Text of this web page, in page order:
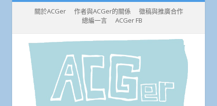
關於ACGer 作者與ACGer的關係
徵稿與推廣合作
總編一言
ACGer FB